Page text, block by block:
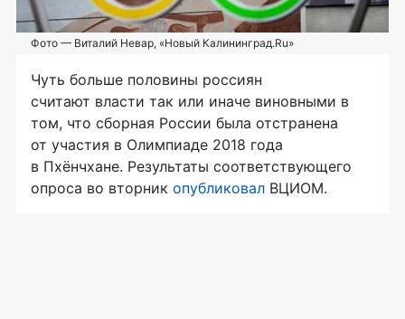
Фото — Виталий Невар, «Новый Калининград.Ru»
Чуть больше половины россиян
считают власти так или иначе виновными в
том, что сборная России была отстранена
от участия в Олимпиаде 2018 года
в Пхёнчхане. Результаты соответствующего
опроса во вторник опубликовал ВЦИОМ.